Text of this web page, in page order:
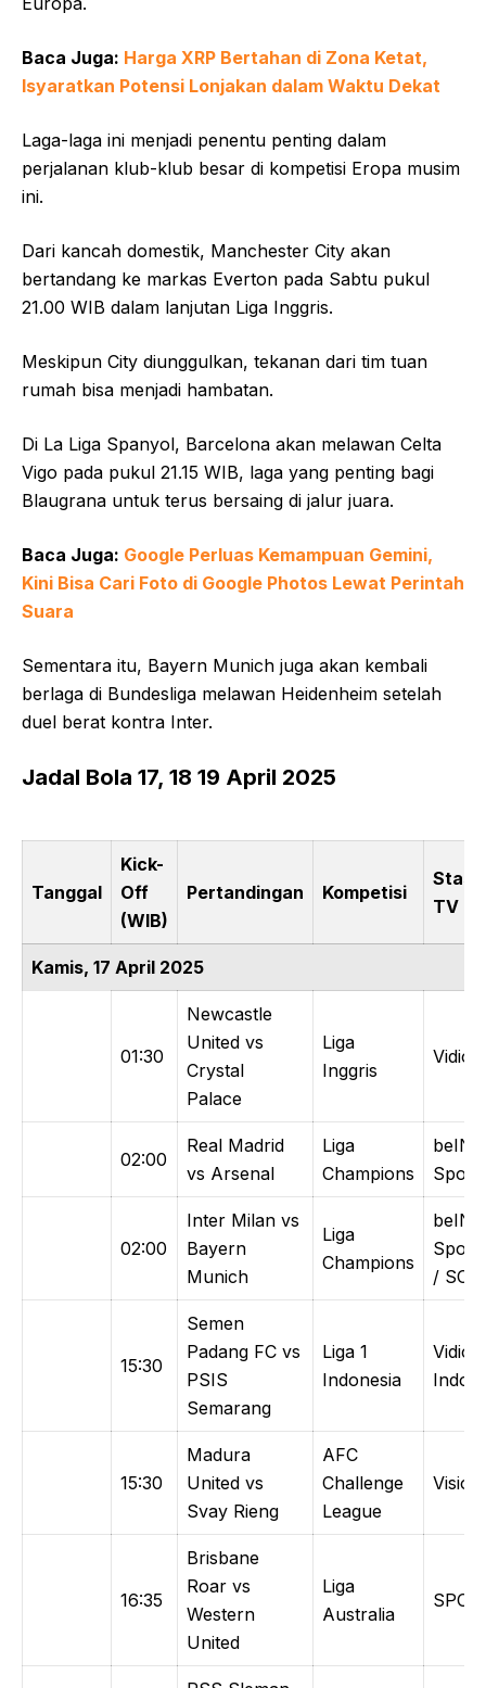
Baca Juga: Harga XRP Bertahan di Zona Ketat,
Isyaratkan Potensi Lonjakan dalam Waktu Dekat
Laga-laga ini menjadi penentu penting dalam
perjalanan klub-klub besar di kompetisi Eropa musim
ini.
Dari kancah domestik, Manchester City akan
bertandang ke markas Everton pada Sabtu pukul
21.00 WIB dalam lanjutan Liga Inggris.
Meskipun City diunggulkan, tekanan dari tim tuan
rumah bisa menjadi hambatan.
Di La Liga Spanyol, Barcelona akan melawan Celta
Vigo pada pukul 21.15 WIB, laga yang penting bagi
Blaugrana untuk terus bersaing di jalur juara.
Baca Juga: Google Perluas Kemampuan Gemini,
Kini Bisa Cari Foto di Google Photos Lewat Perintah
Suara
Sementara itu, Bayern Munich juga akan kembali
berlaga di Bundesliga melawan Heidenheim setelah
duel berat kontra Inter.
Jadal Bola 17, 18 19 April 2025
Tanggal
Kick-
Off
(WIB)
Pertandingan Kompetisi
TV
Kamis, 17 April 2025
01:30
Newcastle
United vs
Crystal
Palace
Liga
Inggris
Vidio
02:00
Real Madrid
vs Arsenal
Liga
Champions
beIN
02:00
Inter Milan vs
Bayern
Munich
Liga
Champions
beIN
/
15:30
Semen
Padang FC vs
PSIS
Semarang
Liga 1
Indonesia
Vidio /
15:30
Madura
United vs
Svay Rieng
AFC
Challenge
League
16:35
Brisbane
Roar vs
Western
United
Liga
Australia